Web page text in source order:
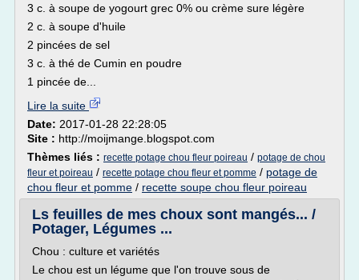
3 c. à soupe de yogourt grec 0% ou crème sure légère
2 c. à soupe d'huile
2 pincées de sel
3 c. à thé de Cumin en poudre
1 pincée de...
Lire la suite
Date: 2017-01-28 22:28:05
Site : http://moijmange.blogspot.com
Thèmes liés : recette potage chou fleur poireau / potage de chou
fleur et poireau / recette potage chou fleur et pomme / potage de
chou fleur et pomme / recette soupe chou fleur poireau
Ls feuilles de mes choux sont mangés... /
Potager, Légumes ...
Chou : culture et variétés
Le chou est un légume que l'on trouve sous de